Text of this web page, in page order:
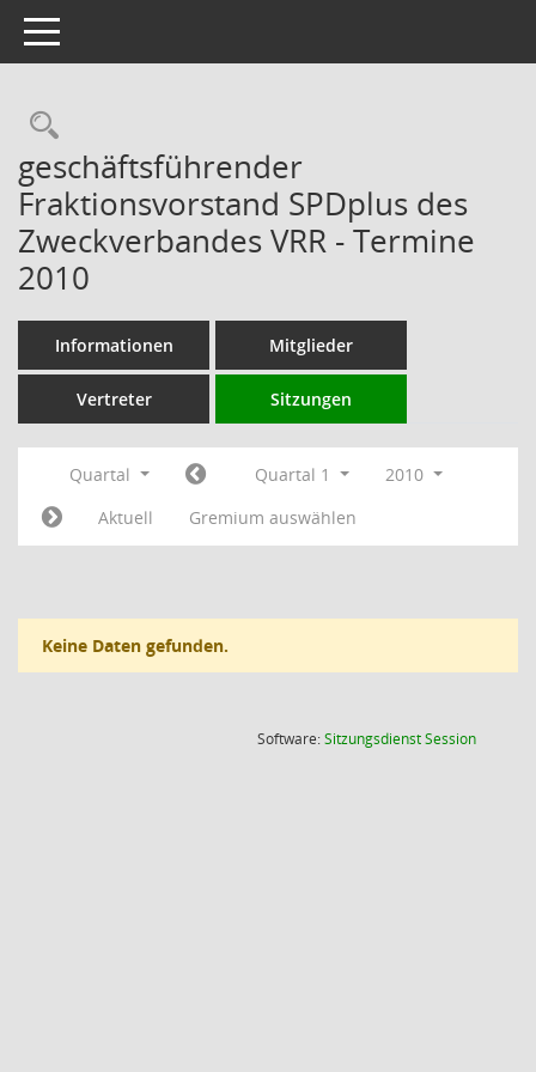
Toggle navigation
Rechercheauswahl
geschäftsführender
Fraktionsvorstand SPDplus des
Zweckverbandes VRR - Termine
2010
Informationen Mitglieder
Vertreter Sitzungen
Quartal Quartal 1
2010
Aktuell
Gremium auswählen
Keine Daten gefunden.
Software:SitzungsdienstSession(Wird in